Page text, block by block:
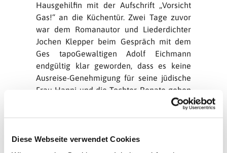
Diese Webseite verwendet Cookies
Hausgehilfin mit der Aufschrift „Vorsicht
Gas!“ an die Küchentür. Zwei Tage zuvor
war dem Romanautor und Liederdichter
Jochen Klepper beim Gespräch mit dem
Ges tapoGewaltigen Adolf Eichmann
endgültig klar geworden, dass es keine
Ausreise-Genehmigung für seine jüdische
Frau Hanni und die Tochter Renate geben
Evangelischen Presseverband Breslau